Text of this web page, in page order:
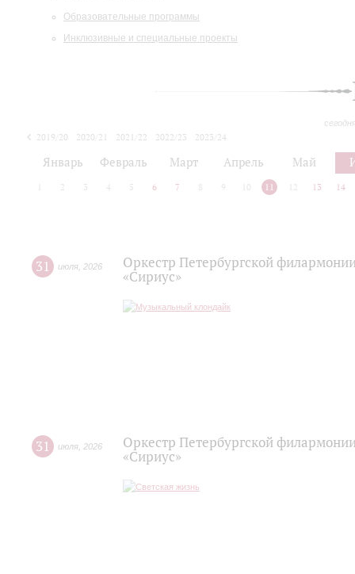
Образовательные программы
Инклюзивные и специальные проекты
2019/20 2020/21 2021/22 2022/23
2023/24
Январь Февраль Март Апрель Май
2 3 4 5 6 7 8 9 10 11 12 13 14
31 июля 2026
Оркестр Петербургской
«Сириус»
31 июля 2026
Оркестр Петербургской
«Сириус»